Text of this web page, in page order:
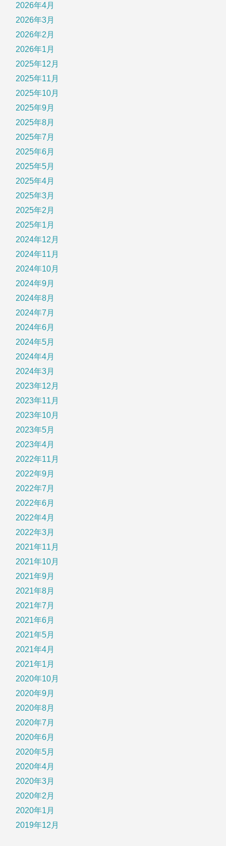
2026年4月
2026年3月
2026年2月
2026年1月
2025年12月
2025年11月
2025年10月
2025年9月
2025年8月
2025年7月
2025年6月
2025年5月
2025年4月
2025年3月
2025年2月
2025年1月
2024年12月
2024年11月
2024年10月
2024年9月
2024年8月
2024年7月
2024年6月
2024年5月
2024年4月
2024年3月
2023年12月
2023年11月
2023年10月
2023年5月
2023年4月
2022年11月
2022年9月
2022年7月
2022年6月
2022年4月
2022年3月
2021年11月
2021年10月
2021年9月
2021年8月
2021年7月
2021年6月
2021年5月
2021年4月
2021年1月
2020年10月
2020年9月
2020年8月
2020年7月
2020年6月
2020年5月
2020年4月
2020年3月
2020年2月
2020年1月
2019年12月